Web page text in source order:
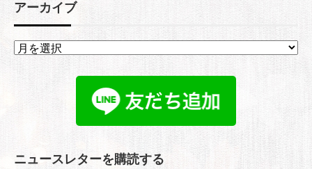
アーカイブ
ア
ー
ニュースレターを購読する